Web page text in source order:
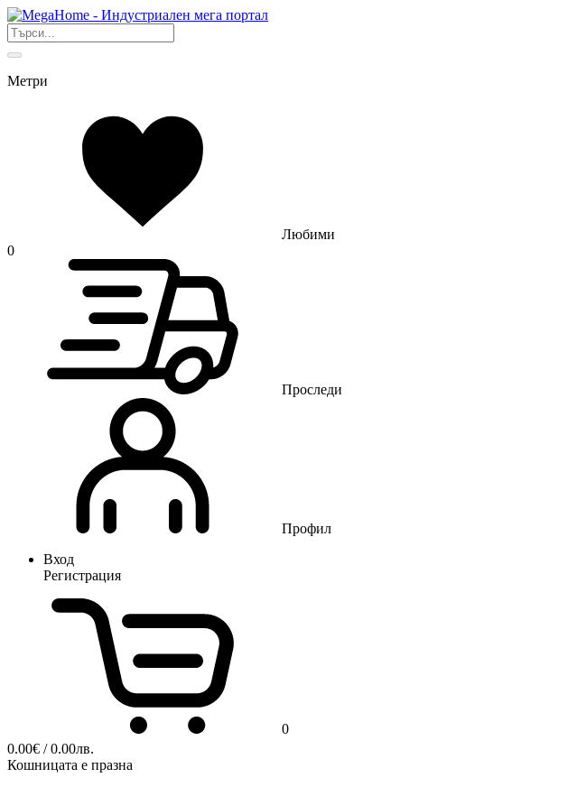
Метри
Любими
0
Проследи
Профил
Вход
Регистрация
0
0.00€ / 0.00лв.
Кошницата е празна